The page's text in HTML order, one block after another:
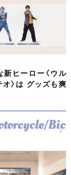
新ヒーロー〈ウル
オ〉は グッズも爽
Bic